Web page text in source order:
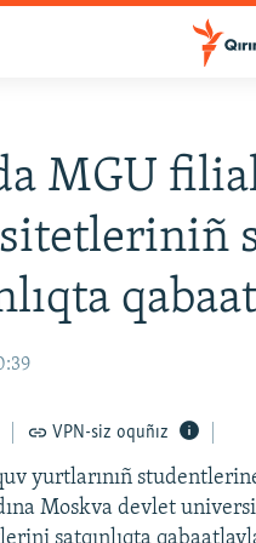
MGU
VPN-siz oquñız
yurtlarınıñ
Moskva devlet